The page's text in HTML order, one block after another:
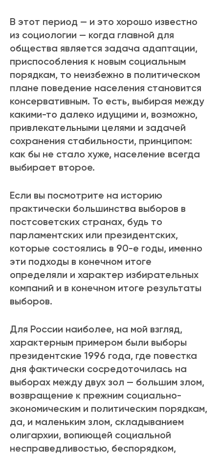
В этот период — и это хорошо известно
из социологии — когда главной для
общества является задача адаптации,
приспособления к новым социальным
порядкам, то неизбежно в политическом
плане поведение населения становится
консервативным. То есть, выбирая между
какими-то далеко идущими и, возможно,
привлекательными целями и задачей
сохранения стабильности, принципом:
как бы не стало хуже, население всегда
выбирает второе.
Если вы посмотрите на историю
практически большинства выборов в
постсоветских странах, будь то
парламентских или президентских,
которые состоялись в 90-е годы, именно
эти подходы в конечном итоге
определяли и характер избирательных
компаний и в конечном итоге результаты
выборов.
Для России наиболее, на мой взгляд,
характерным примером были выборы
президентские 1996 года, где повестка
дня фактически сосредоточилась на
выборах между двух зол — большим злом,
возвращение к прежним социально-
экономическим и политическим порядкам,
да, и маленьким злом, складыванием
олигархии, вопиющей социальной
несправедливостью, беспорядком,